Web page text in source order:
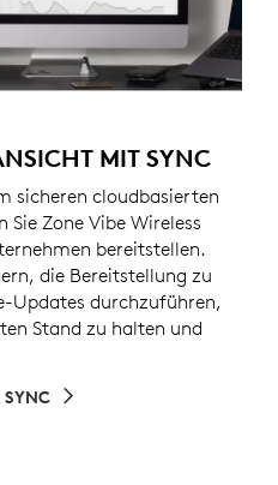
MIT SYNC
sicheren cloudbasierten
Zone Vibe Wireless
bereitstellen.
die Bereitstellung zu
Updates durchzuführen,
Stand zu halten und
den Download von Logi
SYNC